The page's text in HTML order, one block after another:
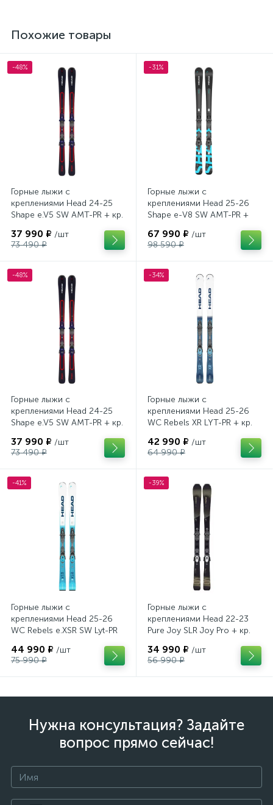
Похожие товары
-48%
Горные лыжи с
креплениями Head 24-25
Shape e.V5 SW AMT-PR + кр.
37 990 ₽ /шт
73 490 ₽
-31%
Горные лыжи с
креплениями Head 25-26
Shape e-V8 SW AMT-PR +
67 990 ₽ /шт
98 590 ₽
-48%
Горные лыжи с
креплениями Head 24-25
Shape e.V5 SW AMT-PR + кр.
37 990 ₽ /шт
73 490 ₽
-34%
Горные лыжи с
креплениями Head 25-26
WC Rebels XR LYT-PR + кр.
42 990 ₽ /шт
64 990 ₽
-41%
Горные лыжи с
креплениями Head 25-26
WC Rebels e.XSR SW Lyt-PR
(100943)
44 990 ₽ /шт
75 990 ₽
-39%
Горные лыжи с
креплениями Head 22-23
Pure Joy SLR Joy Pro + кр.
(100953)
34 990 ₽ /шт
56 990 ₽
Нужна консультация? Задайте
вопрос прямо сейчас!